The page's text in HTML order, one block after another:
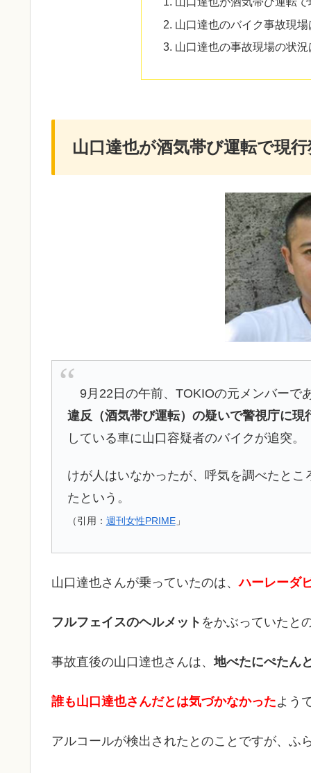
山口達也のバイク事故現
山口達也の事故現場の状況
山口達也が酒気帯び運転で現
9月22日の午前、TOKIOの元メンバーで
違反（酒気帯び運転）の疑いで警視庁に現
している車に山口容疑者のバイクが追突。
けが人はいなかったが、呼気を調べたとこ
たという。
（引用： 週刊女性PRIME」
山口達也さんが乗っていたのは、ハーレーダ
フルフェイスのヘルメット をかぶっていたと
事故直後の山口達也さんは、地べたにぺたん
誰も山口達也さんだとは気づかなかったよう
アルコールが検出されたとのことですが、ふ